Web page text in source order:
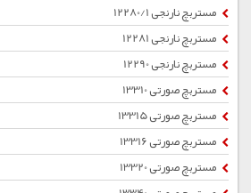
مستربچ نارنجی 12280/1
مستربچ نارنجی 12281
مستربچ نارنجی 12290
مستربچ صورتی 13310
مستربچ صورتی 13315
مستربچ صورتی 13316
مستربچ صورتی 13320